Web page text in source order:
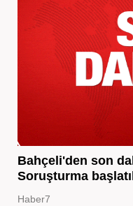
Bahçeli'den son
Soruşturma
Haber7